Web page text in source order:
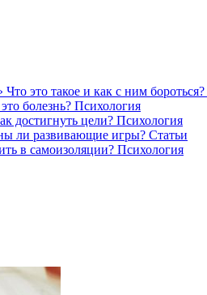
это такое и как с ним бороться?
болезнь? Психология
достигнуть цели? Психология
ли развивающие игры? Статьи
в самоизоляции? Психология